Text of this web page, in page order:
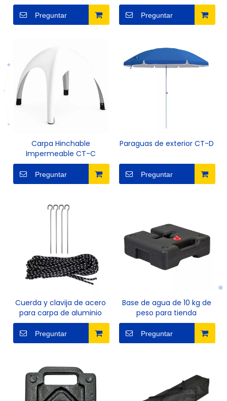
Preguntar Preguntar
Carpa Hinchable
Impermeable CT-C
Preguntar
Paraguas de exterior CT-D
Preguntar
Cuerda y clavija de acero
para carpa de aluminio
Preguntar
Base de agua de 10 kg de
peso para tienda
Preguntar